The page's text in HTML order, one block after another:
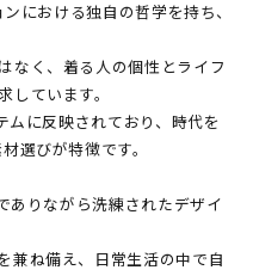
における独自の哲学を持ち、
なく、着る人の個性とライフ
しています。
ムに反映されており、時代を
選びが特徴です。
ありながら洗練されたデザイ
兼ね備え、日常生活の中で自